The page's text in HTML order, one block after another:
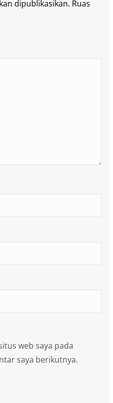
dipublikasikan. Ruas
web saya pada
saya berikutnya.